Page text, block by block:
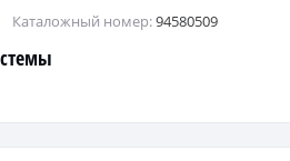
Каталожный номер:94580509